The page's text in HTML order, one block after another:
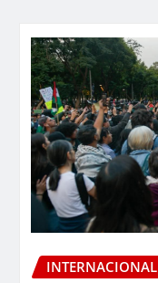
INTERNACIONAL